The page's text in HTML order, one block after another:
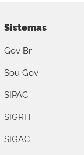
Sistemas
Gov Br
Sou Gov
SIPAC
SIGRH
SIGAC